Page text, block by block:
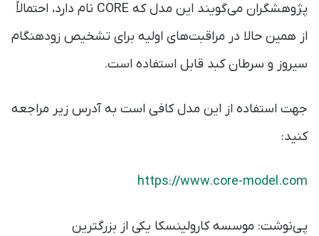
پژوهشگران می‌گویند این مدل که CORE نام دارد، احتمالاً
از همین حالا در مراقبت‌های اولیه برای تشخیص زودهنگام
سیروز و سرطان کبد قابل استفاده است.
جهت استفاده از این مدل کافی است به آدرس زیر مراجعه
کنید:
https://www.core-model.com
پی‌نوشت: موسسه کارولینسکا یکی از بزرگترین